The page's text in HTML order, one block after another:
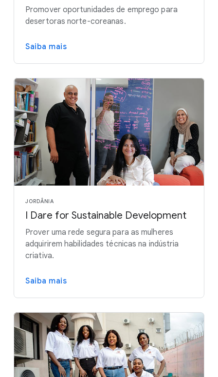
Promover oportunidades de emprego para
desertoras norte-coreanas.
Saiba mais
JORDÂNIA
I Dare for Sustainable Development
Prover uma rede segura para as mulheres
adquirirem habilidades técnicas na indústria
criativa.
Saiba mais